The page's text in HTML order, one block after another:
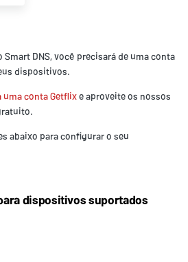
Smart DNS, você precisará de uma conta
dispositivos.
uma conta Getflixe aproveite os nossos
abaixo para configurar o seu
dispositivos suportados